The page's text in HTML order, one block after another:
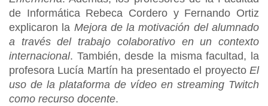
de Informática Rebeca Cordero y Fernando Ortiz
explicaron la Mejora de la motivación del alumnado
a través del trabajo colaborativo en un contexto
internacional. También, desde la misma facultad, la
profesora Lucía Martín ha presentado el proyecto El
uso de la plataforma de vídeo en streaming Twitch
como recurso docente.